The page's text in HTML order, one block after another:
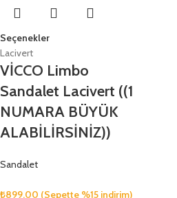
Seçenekler
Lacivert
VİCCO Limbo
Sandalet Lacivert ((1
NUMARA BÜYÜK
ALABİLİRSİNİZ))
Sandalet
₺899.00 (Sepette %15 indirim)